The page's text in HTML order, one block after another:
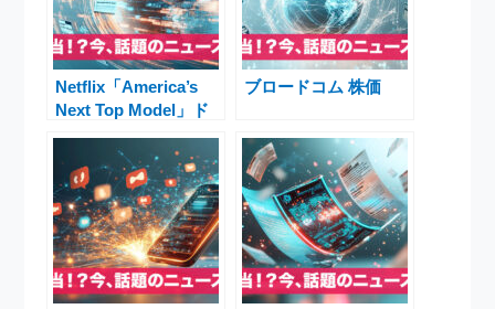
Netflix「America’s
Next Top Model」ド
Banksの衝撃告白とス
キャンダル暴露
ブロードコム 株価